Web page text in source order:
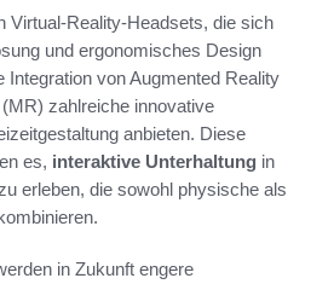
Virtual-Reality-Headsets, die sich
und ergonomisches Design
Integration von Augmented Reality
zahlreiche innovative
anbieten. Diese
es, interaktive Unterhaltung in
erleben, die sowohl physische als
in Zukunft engere